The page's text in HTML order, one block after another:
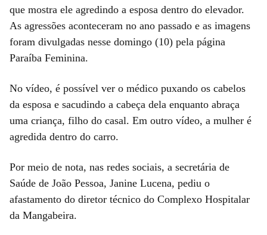
que mostra ele agredindo a esposa dentro do elevador.
As agressões aconteceram no ano passado e as imagens
foram divulgadas nesse domingo (10) pela página
Paraíba Feminina.
No vídeo, é possível ver o médico puxando os cabelos
da esposa e sacudindo a cabeça dela enquanto abraça
uma criança, filho do casal. Em outro vídeo, a mulher é
agredida dentro do carro.
Por meio de nota, nas redes sociais, a secretária de
Saúde de João Pessoa, Janine Lucena, pediu o
afastamento do diretor técnico do Complexo Hospitalar
da Mangabeira.